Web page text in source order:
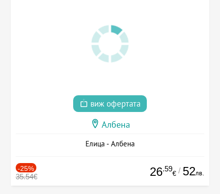
виж офертата
Албена
Елица - Албена
-25%
35.54€ 26.59
€ / 52лв.